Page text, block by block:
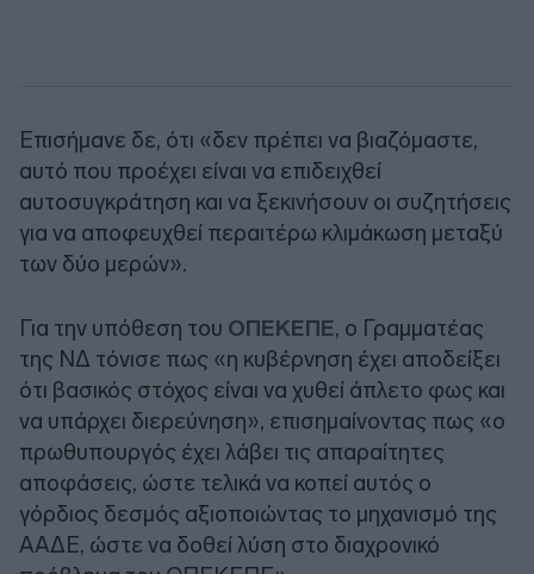
Επισήμανε δε, ότι «δεν πρέπει να βιαζόμαστε,
αυτό που προέχει είναι να επιδειχθεί
αυτοσυγκράτηση και να ξεκινήσουν οι συζητήσεις
για να αποφευχθεί περαιτέρω κλιμάκωση μεταξύ
των δύο μερών».
Για την υπόθεση του ΟΠΕΚΕΠΕ, ο Γραμματέας
της ΝΔ τόνισε πως «η κυβέρνηση έχει αποδείξει
ότι βασικός στόχος είναι να χυθεί άπλετο φως και
να υπάρχει διερεύνηση», επισημαίνοντας πως «ο
πρωθυπουργός έχει λάβει τις απαραίτητες
αποφάσεις, ώστε τελικά να κοπεί αυτός ο
γόρδιος δεσμός αξιοποιώντας το μηχανισμό της
ΑΑΔΕ, ώστε να δοθεί λύση στο διαχρονικό